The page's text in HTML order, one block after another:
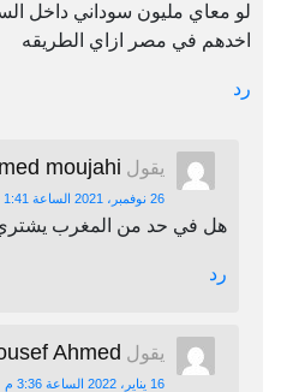
لو معاي مليون سوداني داخل
اخدهم في مصر ازاي الطريقه
رد
يقول moujahi
26 نوفمبر، 2021 الساعة 1:41 م
هل في حد من المغرب
رد
يقول Ahmed
16 يناير، 2022 الساعة 3:36 م